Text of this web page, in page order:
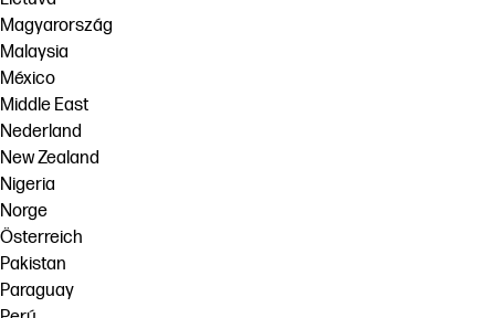
Magyarország
Malaysia
México
Middle East
Nederland
New Zealand
Nigeria
Norge
Österreich
Pakistan
Paraguay